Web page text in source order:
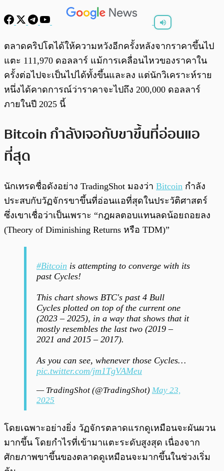
พร้อมเล่น 0:00
ตลาดคริปโตได้ให้ความหวังอีกครั้งหลังจากราคาขึ้นไป
แตะ 111,970 ดอลลาร์ แม้การเคลื่อนไหวของราคาใน
ครั้งต่อไปจะเป็นไปได้ทั้งขึ้นและลง แต่นักวิเคราะห์ราย
หนึ่งได้คาดการณ์ว่าราคาจะไปถึง 200,000 ดอลลาร์
ภายในปี 2025 นี้
Bitcoin กำลังเจอกับขาขึ้นที่อ่อนแอ
ที่สุด
นักเทรดชื่อดังอย่าง TradingShot มองว่า Bitcoin กำลัง
ประสบกับวัฏจักรขาขึ้นที่อ่อนแอที่สุดในประวัติศาสตร์
ซึ่งเขาเชื่อว่าเป็นเพราะ “กฎผลตอบแทนลดน้อยถอยลง
(Theory of Diminishing Returns หรือ TDM)”
#Bitcoin is attempting to converge with its
past Cycles!
This chart shows BTC's past 4 Bull
Cycles plotted on top of the current one
(2023 – 2025), in a way that shows that it
mostly resembles the last two (2019 –
2021 and 2015 – 2017).
As you can see, whenever those Cycles…
pic.twitter.com/jm1TgVAMeu
— TradingShot (@TradingShot) May 23,
2025
โดยเฉพาะอย่างยิ่ง วัฏจักรตลาดแรกดูเหมือนจะผันผวน
มากขึ้น โดยกำไรที่เข้ามาแตะระดับสูงสุด เนื่องจาก
ศักยภาพขาขึ้นของตลาดดูเหมือนจะมากขึ้นในช่วงเริ่ม